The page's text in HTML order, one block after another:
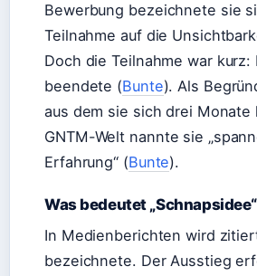
Bewerbung bezeichnete sie
Teilnahme auf die
Doch die Teilnahme war
beendete (Bunte). Als
aus dem sie sich drei
GNTM-Welt nannte sie
Erfahrung“ (Bunte).
Was bedeutet
In Medienberichten wird
bezeichnete. Der Ausstieg